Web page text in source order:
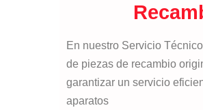
En nuestro Servicio Técnico
de piezas de recambio
garantizar un servicio
aparatos